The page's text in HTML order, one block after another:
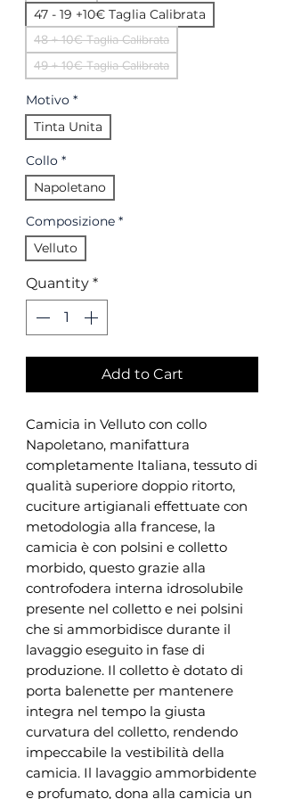
47 - 19 +10€ Taglia Calibrata
48 + 10€ Taglia Calibrata
49 + 10€ Taglia Calibrata
Motivo *
Tinta Unita
Collo *
Napoletano
Composizione *
Velluto
Quantity *
Add to Cart
Camicia in Velluto con collo
Napoletano, manifattura
completamente Italiana, tessuto di
qualità superiore doppio ritorto,
cuciture artigianali effettuate con
metodologia alla francese, la
camicia è con polsini e colletto
morbido, questo grazie alla
controfodera interna idrosolubile
presente nel colletto e nei polsini
che si ammorbidisce durante il
lavaggio eseguito in fase di
produzione. Il colletto è dotato di
porta balenette per mantenere
integra nel tempo la giusta
curvatura del colletto, rendendo
impeccabile la vestibilità della
camicia. Il lavaggio ammorbidente
e profumato, dona alla camicia un